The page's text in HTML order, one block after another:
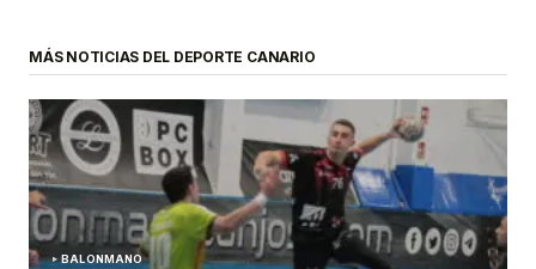
MÁS NOTICIAS DEL DEPORTE CANARIO
BALONMANO